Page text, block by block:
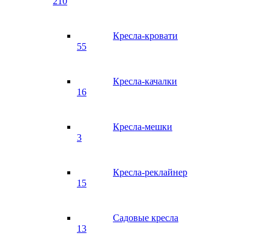
Кресла-кровати
55
Кресла-качалки
16
Кресла-мешки
3
Кресла-реклайнер
15
Садовые кресла
13